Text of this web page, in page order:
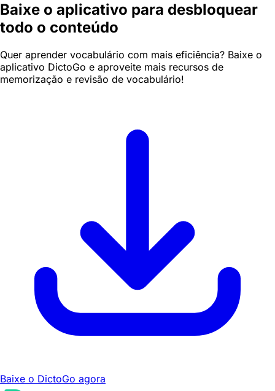
Baixe o aplicativo para desbloquear
todo o conteúdo
Quer aprender vocabulário com mais eficiência? Baixe o
aplicativo DictoGo e aproveite mais recursos de
memorização e revisão de vocabulário!
Baixe o DictoGo agora